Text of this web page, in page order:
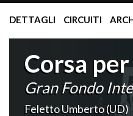
DETTAGLI CIRCUITI
Corsa
Gran Fondo
Feletto Umberto (UD)